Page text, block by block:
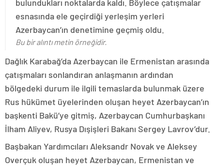
bulundukları noktalarda kaldı. Böylece çatışmalar
esnasında ele geçirdiği yerleşim yerleri
Azerbaycan’ın denetimine geçmiş oldu.
Bu bir alıntı metin örneğidir.
Dağlık Karabağ’da Azerbaycan ile Ermenistan arasında
çatışmaları sonlandıran anlaşmanın ardından
bölgedeki durum ile ilgili temaslarda bulunmak üzere
Rus hükümet üyelerinden oluşan heyet Azerbaycan’ın
başkenti Bakü’ye gitmiş, Azerbaycan Cumhurbaşkanı
İlham Aliyev, Rusya Dışişleri Bakanı Sergey Lavrov’dur.
Başbakan Yardımcıları Aleksandr Novak ve Aleksey
Overçuk oluşan heyet Azerbaycan, Ermenistan ve